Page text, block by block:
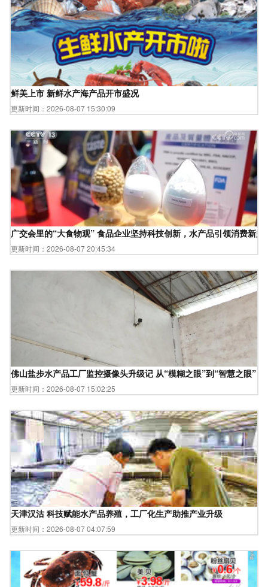
鲜美上市 新鲜水产海产品开市盛况
更新时间：2026-08-07 15:30:09
广交会里的“大食物观” 食品企业坚持科技创新，水产品引领消费新趋
更新时间：2026-08-07 20:45:34
佛山盐步水产品工厂监控摄像头升级记 从“模糊之眼”到“智慧之眼”
更新时间：2026-08-07 15:02:25
天津汉沽 科技赋能水产品养殖，工厂化生产助推产业升级
更新时间：2026-08-07 04:07:59